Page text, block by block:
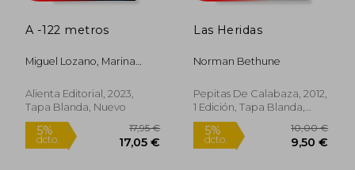
A -122 metros
Miguel Lozano, Marina
Alienta Editorial, 2023,
Tapa Blanda, Nuevo
Rápido
Las Heridas
Norman Bethune
Pepitas De Calabaza, 2012,
1 Edición, Tapa Blanda,
Nuevo